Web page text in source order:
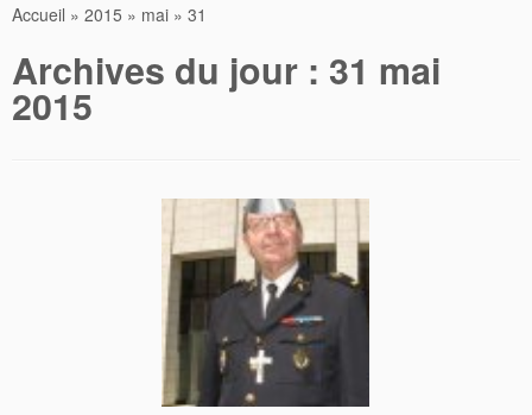
Accueil » 2015 » mai » 31
Archives du jour : 31 mai
2015